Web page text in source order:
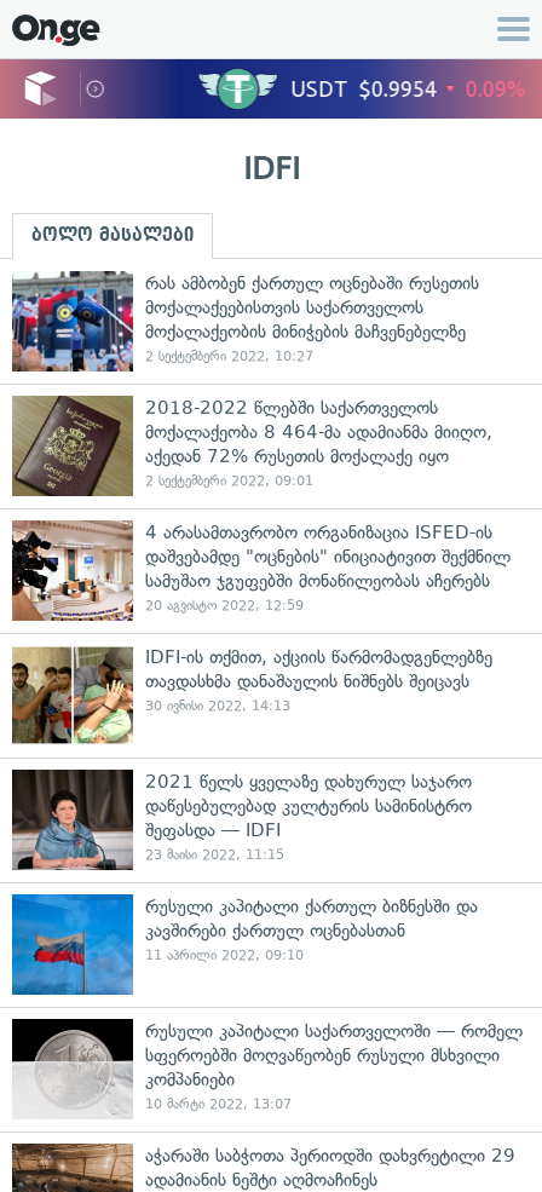
IDFI
ბოლო მასალები
რას ამბობენ ქართულ ოცნებაში რუსეთის
მოქალაქეებისთვის საქართველოს
მოქალაქეობის მინიჭების მაჩვენებელზე
2 სექტემბერი 2022, 10:27
2018-2022 წლებში საქართველოს
მოქალაქეობა 8 464-მა ადამიანმა მიიღო,
აქედან 72% რუსეთის მოქალაქე იყო
2 სექტემბერი 2022, 09:01
4 არასამთავრობო ორგანიზაცია ISFED-ის
დაშვებამდე "ოცნების" ინიციატივით შექმნილ
სამუშაო ჯგუფებში მონაწილეობას აჩერებს
20 აგვისტო 2022, 12:59
IDFI-ის თქმით, აქციის წარმომადგენლებზე
თავდასხმა დანაშაულის ნიშნებს შეიცავს
30 ივნისი 2022, 14:13
2021 წელს ყველაზე დახურულ საჯარო
დაწესებულებად კულტურის სამინისტრო
შეფასდა — IDFI
23 მაისი 2022, 11:15
რუსული კაპიტალი ქართულ ბიზნესში და
კავშირები ქართულ ოცნებასთან
11 აპრილი 2022, 09:10
რუსული კაპიტალი საქართველოში — რომელ
სფეროებში მოღვაწეობენ რუსული მსხვილი
კომპანიები
10 მარტი 2022, 13:07
აჭარაში საბჭოთა პერიოდში დახვრეტილი 29
ადამიანის ნეშტი აღმოაჩინეს